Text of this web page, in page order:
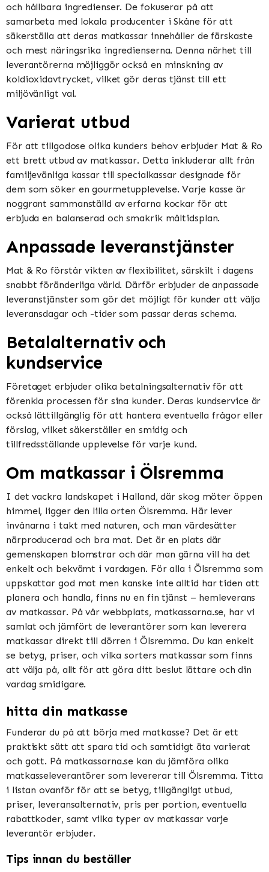
och hållbara ingredienser. De fokuserar på att
samarbeta med lokala producenter i Skåne för att
säkerställa att deras matkassar innehåller de färskaste
och mest näringsrika ingredienserna. Denna närhet till
leverantörerna möjliggör också en minskning av
koldioxidavtrycket, vilket gör deras tjänst till ett
miljövänligt val.
Varierat utbud
För att tillgodose olika kunders behov erbjuder Mat & Ro
ett brett utbud av matkassar. Detta inkluderar allt från
familjevänliga kassar till specialkassar designade för
dem som söker en gourmetupplevelse. Varje kasse är
noggrant sammanställd av erfarna kockar för att
erbjuda en balanserad och smakrik måltidsplan.
Anpassade leveranstjänster
Mat & Ro förstår vikten av flexibilitet, särskilt i dagens
snabbt föränderliga värld. Därför erbjuder de anpassade
leveranstjänster som gör det möjligt för kunder att välja
leveransdagar och -tider som passar deras schema.
Betalalternativ och
kundservice
Företaget erbjuder olika betalningsalternativ för att
förenkla processen för sina kunder. Deras kundservice är
också lättillgänglig för att hantera eventuella frågor eller
förslag, vilket säkerställer en smidig och
tillfredsställande upplevelse för varje kund.
Om matkassar i Ölsremma
I det vackra landskapet i Halland, där skog möter öppen
himmel, ligger den lilla orten Ölsremma. Här lever
invånarna i takt med naturen, och man värdesätter
närproducerad och bra mat. Det är en plats där
gemenskapen blomstrar och där man gärna vill ha det
enkelt och bekvämt i vardagen. För alla i Ölsremma som
uppskattar god mat men kanske inte alltid har tiden att
planera och handla, finns nu en fin tjänst – hemleverans
av matkassar. På vår webbplats, matkassarna.se, har vi
samlat och jämfört de leverantörer som kan leverera
matkassar direkt till dörren i Ölsremma. Du kan enkelt
se betyg, priser, och vilka sorters matkassar som finns
att välja på, allt för att göra ditt beslut lättare och din
vardag smidigare.
hitta din matkasse
Funderar du på att börja med matkasse? Det är ett
praktiskt sätt att spara tid och samtidigt äta varierat
och gott. På matkassarna.se kan du jämföra olika
matkasseleverantörer som levererar till Ölsremma. Titta
i listan ovanför för att se betyg, tillgängligt utbud,
priser, leveransalternativ, pris per portion, eventuella
rabattkoder, samt vilka typer av matkassar varje
leverantör erbjuder.
Tips innan du beställer